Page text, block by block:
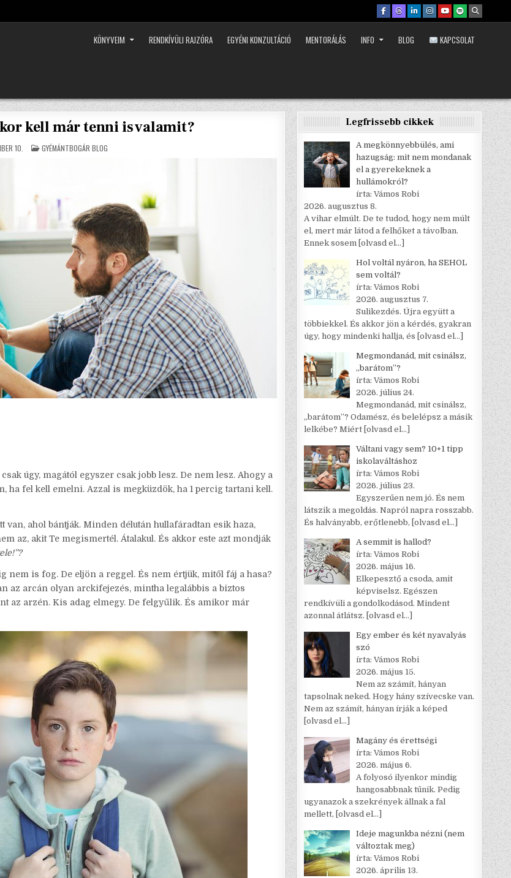
KÖNYVEIM RENDKÍVÜLI RAJZÓRA EGYÉNI KONZULTÁCIÓ MENTORÁLÁS INFO BLOG KAPCSOLAT
kell már tenni is valamit?
10. POSTED
IN
GYÉMÁNTBOGÁR BLOG
úgy, magától egyszer csak jobb lesz. De nem lesz. Ahogy a
ha fel kell emelni. Azzal is megküzdök, ha 1 percig tartani kell.
van, ahol bántják. Minden délután hullafáradtan esik haza,
az, akit Te megismertél. Átalakul. És akkor este azt mondják
nem is fog. De eljön a reggel. És nem értjük, mitől fáj a hasa?
az arcán olyan arckifejezés, mintha legalábbis a biztos
az arzén. Kis adag elmegy. De felgyűlik. És amikor már
Legfrissebb cikkek
A megkönnyebbülés, ami
hazugság: mit nem mondanak
el a gyerekeknek a
hullámokról?
írta: Vámos Robi
2026. augusztus 8.
A vihar elmúlt. De te tudod, hogy nem múlt
el, mert már látod a felhőket a távolban.
Ennek sosem [olvasd el…]
Hol voltál nyáron, ha SEHOL
sem voltál?
írta: Vámos Robi
2026. augusztus 7.
Sulikezdés. Újra együtt a
többiekkel. És akkor jön a kérdés, gyakran
úgy, hogy mindenki hallja, és [olvasd el…]
Megmondanád, mit csinálsz,
„barátom”?
írta: Vámos Robi
2026. július 24.
Megmondanád, mit csinálsz,
„barátom”? Odamész, és belelépsz a másik
lelkébe? Miért [olvasd el…]
Váltani vagy sem? 10+1 tipp
iskolaváltáshoz
írta: Vámos Robi
2026. július 23.
Egyszerűen nem jó. És nem
látszik a megoldás. Napról napra rosszabb.
És halványabb, erőtlenebb, [olvasd el…]
A semmit is hallod?
írta: Vámos Robi
2026. május 16.
Elkepesztő a csoda, amit
képviselsz. Egészen
rendkívüli a gondolkodásod. Mindent
azonnal átlátsz. [olvasd el…]
Egy ember és két nyavalyás
szó
írta: Vámos Robi
2026. május 15.
Nem az számít, hányan
tapsolnak neked. Hogy hány szívecske van.
Nem az számít, hányan írják a képed
[olvasd el…]
Magány és érettségi
írta: Vámos Robi
2026. május 6.
A folyosó ilyenkor mindig
hangosabbnak tűnik. Pedig
ugyanazok a szekrények állnak a fal
mellett, [olvasd el…]
Ideje magunkba nézni (nem
változtak meg)
írta: Vámos Robi
2026. április 13.